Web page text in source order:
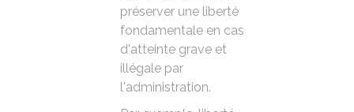
préserver une liberté
fondamentale en cas
d'atteinte grave et
illégale par
l'administration.